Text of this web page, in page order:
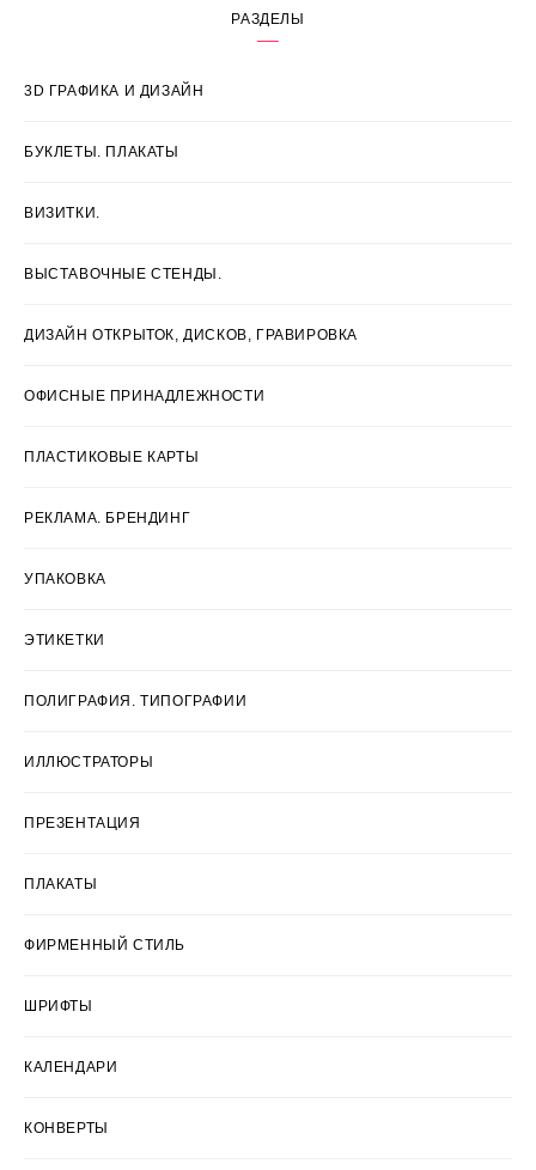
РАЗДЕЛЫ
3D ГРАФИКА И ДИЗАЙН
БУКЛЕТЫ. ПЛАКАТЫ
ВИЗИТКИ.
ВЫСТАВОЧНЫЕ СТЕНДЫ.
ДИЗАЙН ОТКРЫТОК, ДИСКОВ, ГРАВИРОВКА
ОФИСНЫЕ ПРИНАДЛЕЖНОСТИ
ПЛАСТИКОВЫЕ КАРТЫ
РЕКЛАМА. БРЕНДИНГ
УПАКОВКА
ЭТИКЕТКИ
ПОЛИГРАФИЯ. ТИПОГРАФИИ
ИЛЛЮСТРАТОРЫ
ПРЕЗЕНТАЦИЯ
ПЛАКАТЫ
ФИРМЕННЫЙ СТИЛЬ
ШРИФТЫ
КАЛЕНДАРИ
КОНВЕРТЫ